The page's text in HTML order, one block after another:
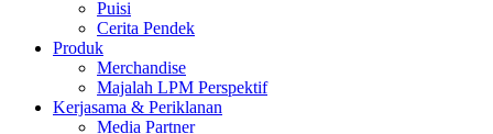
Puisi
Cerita Pendek
Produk
Merchandise
Majalah LPM Perspektif
Kerjasama & Periklanan
Media Partner